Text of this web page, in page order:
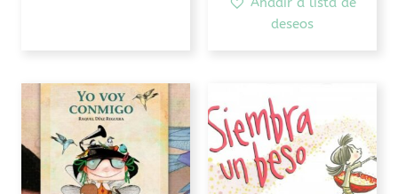
Añadir a lista de
deseos
precios:
desde
15,00€
hasta
19,00€
tiene